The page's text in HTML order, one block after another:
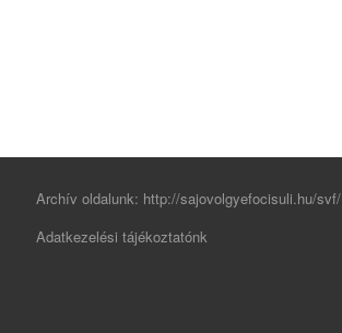
Archív oldalunk: http://sajovolgyefocisuli.hu/svf/
Adatkezelési tájékoztatónk